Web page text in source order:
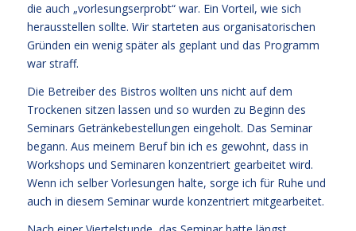
die auch „vorlesungserprobt“ war. Ein Vorteil, wie sich
herausstellen sollte. Wir starteten aus organisatorischen
Gründen ein wenig später als geplant und das Programm
war straff.
Die Betreiber des Bistros wollten uns nicht auf dem
Trockenen sitzen lassen und so wurden zu Beginn des
Seminars Getränkebestellungen eingeholt. Das Seminar
begann. Aus meinem Beruf bin ich es gewohnt, dass in
Workshops und Seminaren konzentriert gearbeitet wird.
Wenn ich selber Vorlesungen halte, sorge ich für Ruhe und
auch in diesem Seminar wurde konzentriert mitgearbeitet.